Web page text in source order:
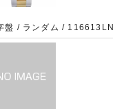
盤 / ランダム / 116613LN